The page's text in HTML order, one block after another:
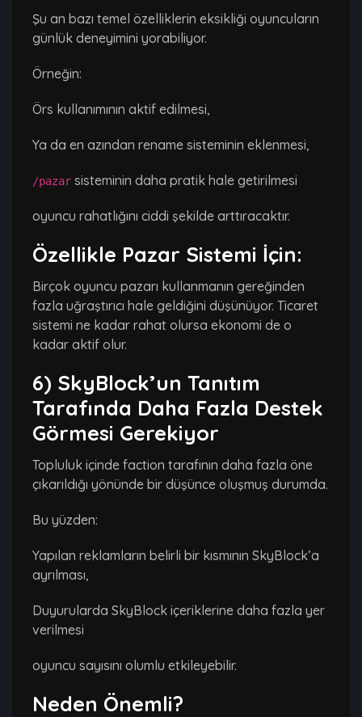
Şu an bazı temel özelliklerin eksikliği oyuncuların
günlük deneyimini yorabiliyor.
Örneğin:
Örs kullanımının aktif edilmesi,
Ya da en azından rename sisteminin eklenmesi,
/pazar sisteminin daha pratik hale getirilmesi
oyuncu rahatlığını ciddi şekilde arttıracaktır.
Özellikle Pazar Sistemi İçin:
Birçok oyuncu pazarı kullanmanın gereğinden
fazla uğraştırıcı hale geldiğini düşünüyor. Ticaret
sistemi ne kadar rahat olursa ekonomi de o
kadar aktif olur.
6) SkyBlock’un Tanıtım
Tarafında Daha Fazla Destek
Görmesi Gerekiyor
Topluluk içinde faction tarafının daha fazla öne
çıkarıldığı yönünde bir düşünce oluşmuş durumda.
Bu yüzden:
Yapılan reklamların belirli bir kısmının SkyBlock’a
ayrılması,
Duyurularda SkyBlock içeriklerine daha fazla yer
verilmesi
oyuncu sayısını olumlu etkileyebilir.
Neden Önemli?